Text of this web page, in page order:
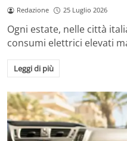
Redazione 25 Luglio 2026
Ogni estate, nelle città
consumi elettrici elevati
Leggi di più